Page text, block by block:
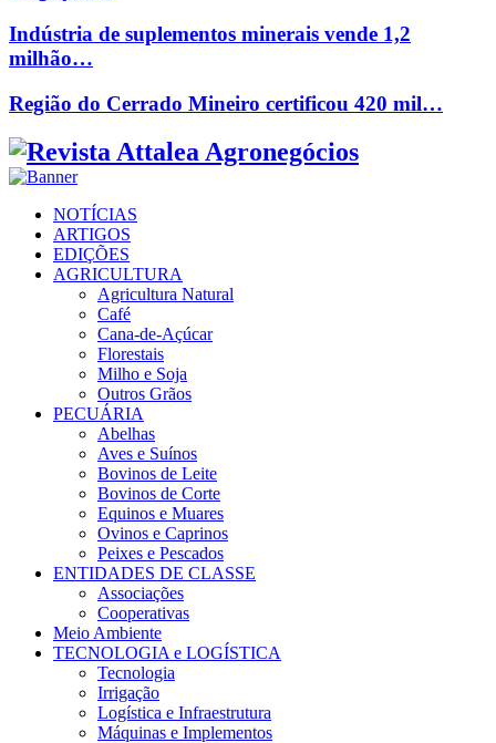
Indústria de suplementos minerais vende 1,2
milhão…
Região do Cerrado Mineiro certificou 420 mil…
Facebook
Twitter
Instagram
Linkedin
Youtube
Email
NOTÍCIAS
ARTIGOS
EDIÇÕES
AGRICULTURA
Agricultura Natural
Café
Cana-de-Açúcar
Florestais
Milho e Soja
Outros Grãos
PECUÁRIA
Abelhas
Aves e Suínos
Bovinos de Leite
Bovinos de Corte
Equinos e Muares
Ovinos e Caprinos
Peixes e Pescados
ENTIDADES DE CLASSE
Associações
Cooperativas
Meio Ambiente
TECNOLOGIA e LOGÍSTICA
Tecnologia
Irrigação
Logística e Infraestrutura
Máquinas e Implementos